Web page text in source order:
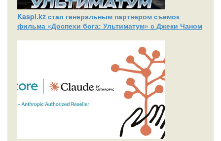
Kaspi.kz стал генеральным партнером съемок
фильма «Доспехи бога: Ультиматум» с Джеки Чаном